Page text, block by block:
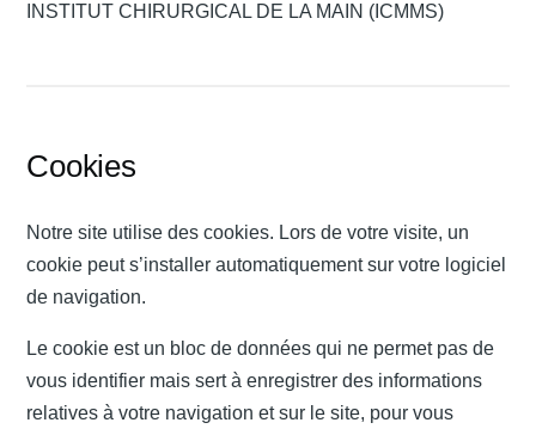
INSTITUT CHIRURGICAL DE LA MAIN (ICMMS)
Cookies
Notre site utilise des cookies. Lors de votre visite, un
cookie peut s’installer automatiquement sur votre logiciel
de navigation.
Le cookie est un bloc de données qui ne permet pas de
vous identifier mais sert à enregistrer des informations
relatives à votre navigation et sur le site, pour vous